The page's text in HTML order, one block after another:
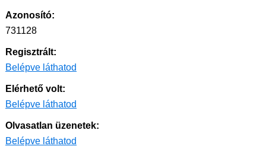
Azonosító:
731128
Regisztrált:
Belépve láthatod
Elérhető volt:
Belépve láthatod
Olvasatlan üzenetek:
Belépve láthatod